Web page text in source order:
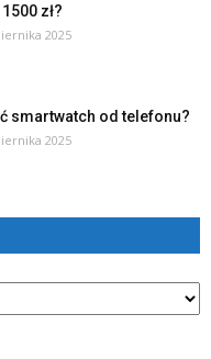
zł?
2025
smartwatch od telefonu?
2025